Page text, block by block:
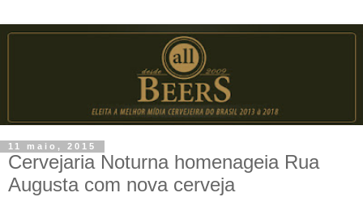
11 maio, 2015
Cervejaria Noturna homenageia Rua
Augusta com nova cerveja